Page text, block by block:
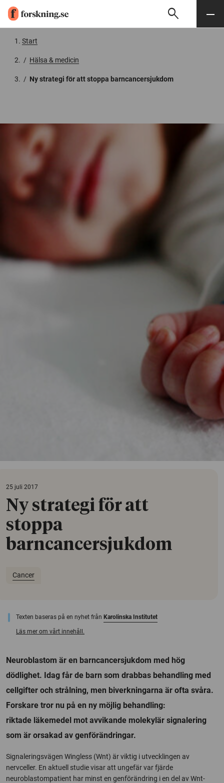
Söksearch Meny
Start
/ Hälsa & medicin
/ Ny strategi för att stoppa barncancersjukdom
25 juli 2017
Ny strategi för att
stoppa
barncancersjukdom
Cancer
Texten baseras på en nyhet från Karolinska Institutet
Läs mer om vårt innehåll.
Neuroblastom är en barncancersjukdom med hög
dödlighet. Idag får de barn som drabbas behandling med
cellgifter och strålning, men biverkningarna är ofta svåra.
Forskare tror nu på en ny möjlig behandling:
riktade läkemedel mot avvikande molekylär signalering
som är orsakad av genförändringar.
Signaleringsvägen Wingless (Wnt) är viktig i utvecklingen av
nervceller. En aktuell studie visar att ungefär var fjärde
neuroblastompatient har minst en genförändring i en del av Wnt-